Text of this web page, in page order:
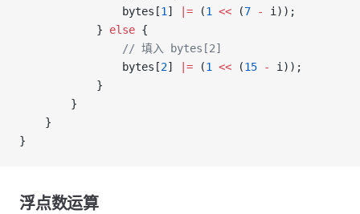
                bytes[
1 ] |= (1 << (7 -
i));
            }
else {
                // 填入 bytes[2]
                bytes[
2] |= (1 << (15 -
i));
            }
        }
    }
}
浮点数运算